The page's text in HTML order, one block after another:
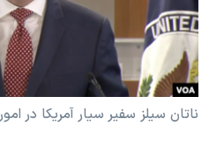
فرهنگ و زندگی
حقوق شهروندی
اقتصادی
علم و فناوری
مستندها
انتخابات ریاست جمهوری آمریکا ۲۰۲۴
حمله جمهوری اسلامی به اسرائیل
رمز مهسا
دنبال کنید
ناتان سیلز سفیر سیار آمریکا در